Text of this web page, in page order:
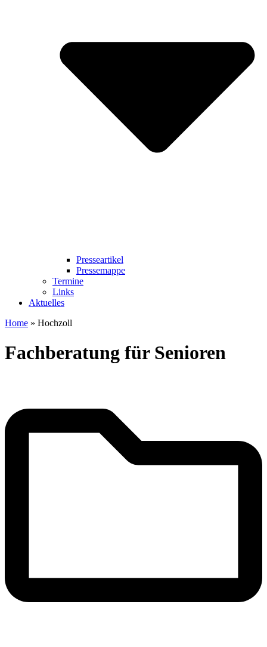
Presseartikel
Pressemappe
Termine
Links
Aktuelles
Home » Hochzoll
Fachberatung für Senioren